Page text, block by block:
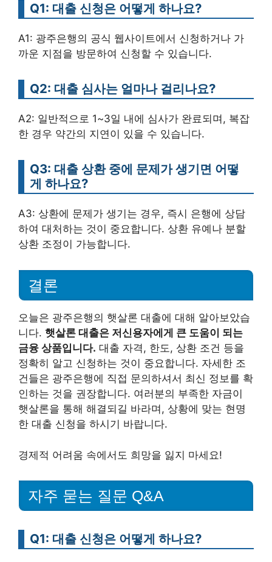
Q1: 대출 신청은 어떻게 하나요?
A1: 광주은행의 공식 웹사이트에서 신청하거나 가
까운 지점을 방문하여 신청할 수 있습니다.
Q2: 대출 심사는 얼마나 걸리나요?
A2: 일반적으로 1~3일 내에 심사가 완료되며, 복잡
한 경우 약간의 지연이 있을 수 있습니다.
Q3: 대출 상환 중에 문제가 생기면 어떻
게 하나요?
A3: 상환에 문제가 생기는 경우, 즉시 은행에 상담
하여 대처하는 것이 중요합니다. 상환 유예나 분할
상환 조정이 가능합니다.
결론
오늘은 광주은행의 햇살론 대출에 대해 알아보았습
니다. 햇살론 대출은 저신용자에게 큰 도움이 되는
금융 상품입니다. 대출 자격, 한도, 상환 조건 등을
정확히 알고 신청하는 것이 중요합니다. 자세한 조
건들은 광주은행에 직접 문의하셔서 최신 정보를 확
인하는 것을 권장합니다. 여러분의 부족한 자금이
햇살론을 통해 해결되길 바라며, 상황에 맞는 현명
한 대출 신청을 하시기 바랍니다.
경제적 어려움 속에서도 희망을 잃지 마세요!
자주 묻는 질문 Q&A
Q1: 대출 신청은 어떻게 하나요?